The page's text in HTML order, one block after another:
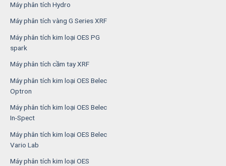
Máy phân tích Hydro
Máy phân tích vàng G Series XRF
Máy phân tích kim loại OES PG
spark
Máy phân tích cầm tay XRF
Máy phân tích kim loại OES Belec
Optron
Máy phân tích kim loại OES Belec
In-Spect
Máy phân tích kim loại OES Belec
Vario Lab
Máy phân tích kim loại OES